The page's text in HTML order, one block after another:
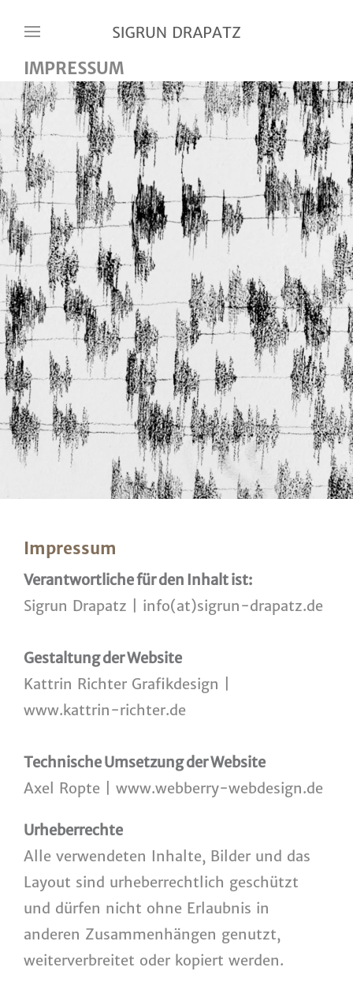
Skip to main content
IMPRESSUM
Impressum
Verantwortliche für den Inhalt ist:
Sigrun Drapatz | info(at)sigrun-drapatz.de
Gestaltung der Website
Kattrin Richter Grafikdesign |
www.kattrin-richter.de
Technische Umsetzung der Website
Axel Ropte | www.webberry-webdesign.de
Urheberrechte
Alle verwendeten Inhalte, Bilder und das
Layout sind urheberrechtlich geschützt
und dürfen nicht ohne Erlaubnis in
anderen Zusammenhängen genutzt,
weiterverbreitet oder kopiert werden.